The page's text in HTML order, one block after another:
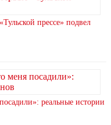
прессе» подвел
реальные истории